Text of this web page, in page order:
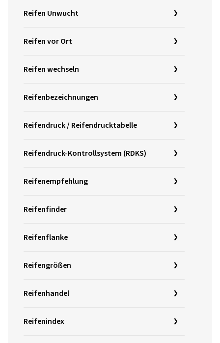
Reifen Unwucht
Reifen vor Ort
Reifen wechseln
Reifenbezeichnungen
Reifendruck / Reifendrucktabelle
Reifendruck-Kontrollsystem (RDKS)
Reifenempfehlung
Reifenfinder
Reifenflanke
Reifengrößen
Reifenhandel
Reifenindex